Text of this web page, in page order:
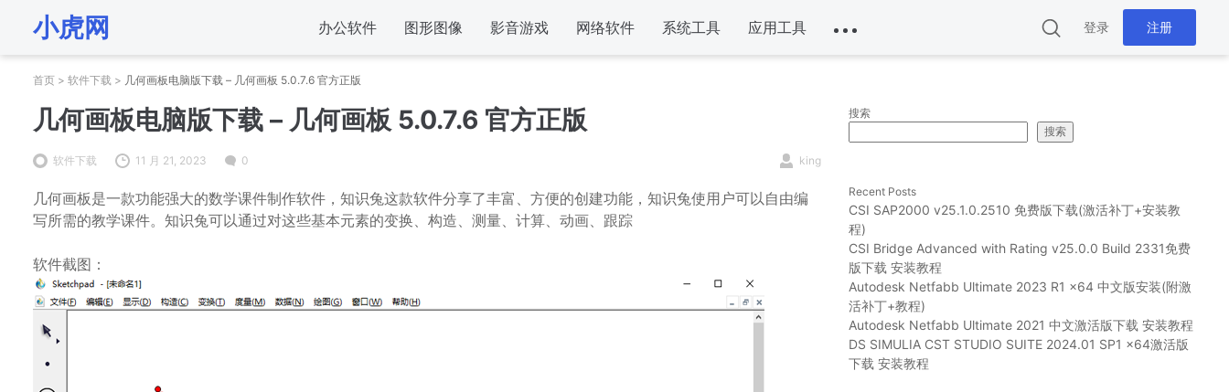
小虎网 办公软件 图形图像 影音游戏 网络软件 系统工具 应用工具 登录 注册
首页 > 软件下载 > 几何画板电脑版下载 – 几何画板 5.0.7.6 官方正版
几何画板电脑版下载 – 几何画板 5.0.7.6 官方正版
软件下载 11 月 21, 2023 0 king
几何画板是一款功能强大的数学课件制作软件，知识兔这款软件分享了丰富、方便的创建功能，知识兔使用户可以自由编
写所需的教学课件。知识兔可以通过对这些基本元素的变换、构造、测量、计算、动画、跟踪
软件截图：
搜索
搜索
Recent Posts
CSI SAP2000 v25.1.0.2510 免费版下载(激活补丁+安装教
程)
CSI Bridge Advanced with Rating v25.0.0 Build 2331免费
版下载 安装教程
Autodesk Netfabb Ultimate 2023 R1 x64 中文版安装(附激
活补丁+教程)
Autodesk Netfabb Ultimate 2021 中文激活版下载 安装教程
DS SIMULIA CST STUDIO SUITE 2024.01 SP1 x64激活版
下载 安装教程